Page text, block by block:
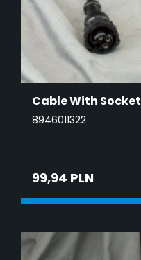
Cable With Socket
8946011322
99,94 PLN